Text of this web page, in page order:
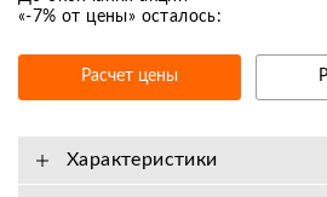
«-7% от цены» осталось:
Расчет цены
Характеристики